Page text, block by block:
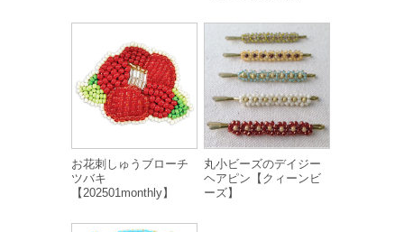
お花刺しゅうブローチ
ツバキ
【202501monthly】
丸小ビーズのデイジー
ヘアピン【クィーンビ
ーズ】